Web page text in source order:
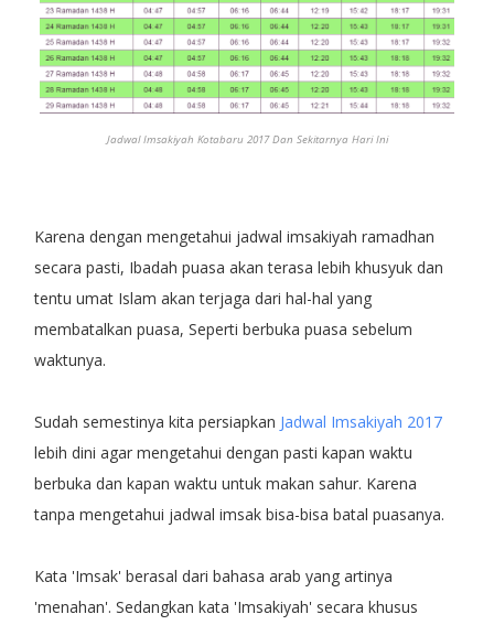
Jadwal Imsakiyah Kotabaru 2017 Dan Sekitarnya Hari Ini
Karena dengan mengetahui jadwal imsakiyah ramadhan
secara pasti, Ibadah puasa akan terasa lebih khusyuk dan
tentu umat Islam akan terjaga dari hal-hal yang
membatalkan puasa, Seperti berbuka puasa sebelum
waktunya.
Sudah semestinya kita persiapkan Jadwal Imsakiyah 2017
lebih dini agar mengetahui dengan pasti kapan waktu
berbuka dan kapan waktu untuk makan sahur. Karena
tanpa mengetahui jadwal imsak bisa-bisa batal puasanya.
Kata 'Imsak' berasal dari bahasa arab yang artinya
'menahan'. Sedangkan kata 'Imsakiyah' secara khusus